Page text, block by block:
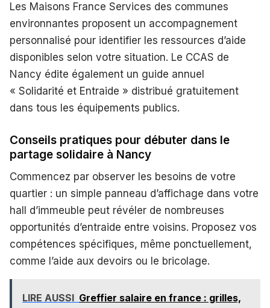
Les Maisons France Services des communes
environnantes proposent un accompagnement
personnalisé pour identifier les ressources d’aide
disponibles selon votre situation. Le CCAS de
Nancy édite également un guide annuel
« Solidarité et Entraide » distribué gratuitement
dans tous les équipements publics.
Conseils pratiques pour débuter dans le
partage solidaire à Nancy
Commencez par observer les besoins de votre
quartier : un simple panneau d’affichage dans votre
hall d’immeuble peut révéler de nombreuses
opportunités d’entraide entre voisins. Proposez vos
compétences spécifiques, même ponctuellement,
comme l’aide aux devoirs ou le bricolage.
LIRE AUSSI Greffier salaire en france : grilles,